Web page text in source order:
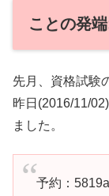
ことの発
先月、資格試験
昨日(2016/11/
ました。
予約：